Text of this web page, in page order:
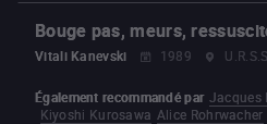
Bouge pas, meurs,
Vitali Kanevski
1989 U.R.S.S.
Également recommandé par Jacques
Kiyoshi Kurosawa Alice Rohrwacher